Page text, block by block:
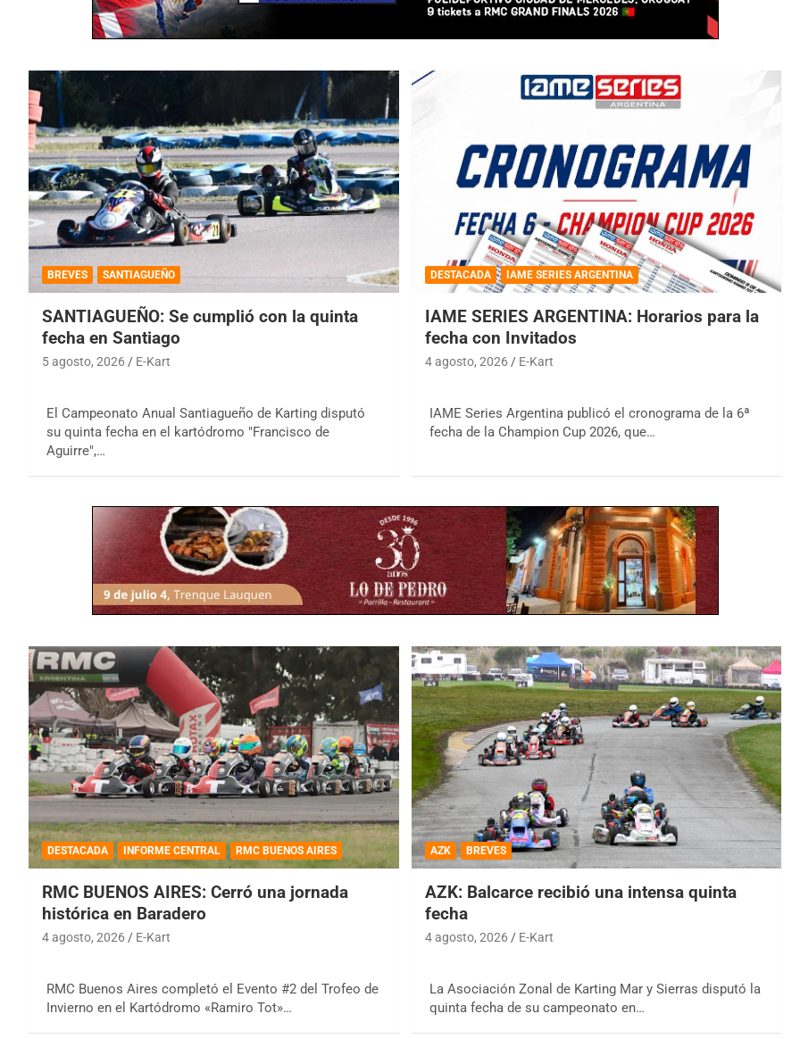
BREVES SANTIAGUEÑO
SANTIAGUEÑO: Se cumplió con la quinta
fecha en Santiago
5 agosto, 2026 E-Kart
El Campeonato Anual Santiagueño de Karting disputó
su quinta fecha en el kartódromo "Francisco de
Aguirre",…
DESTACADA IAME SERIES ARGENTINA
IAME SERIES ARGENTINA: Horarios para la
fecha con Invitados
4 agosto, 2026 E-Kart
IAME Series Argentina publicó el cronograma de la 6ª
fecha de la Champion Cup 2026, que…
DESTACADA INFORME CENTRAL RMC BUENOS AIRES
RMC BUENOS AIRES: Cerró una jornada
histórica en Baradero
4 agosto, 2026 E-Kart
RMC Buenos Aires completó el Evento #2 del Trofeo de
Invierno en el Kartódromo «Ramiro Tot»…
AZK BREVES
AZK: Balcarce recibió una intensa quinta
fecha
4 agosto, 2026 E-Kart
La Asociación Zonal de Karting Mar y Sierras disputó la
quinta fecha de su campeonato en…